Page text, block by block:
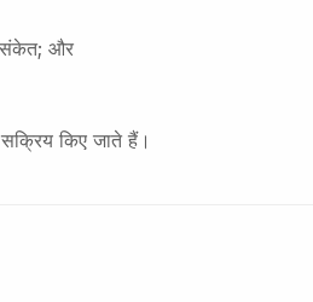
संकेत; और
किए जाते हैं।